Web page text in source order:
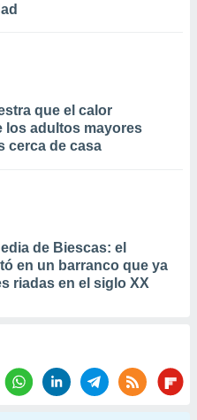
que el calor
los adultos mayores
cerca de casa
de Biescas: el
en un barranco que ya
riadas en el siglo XX